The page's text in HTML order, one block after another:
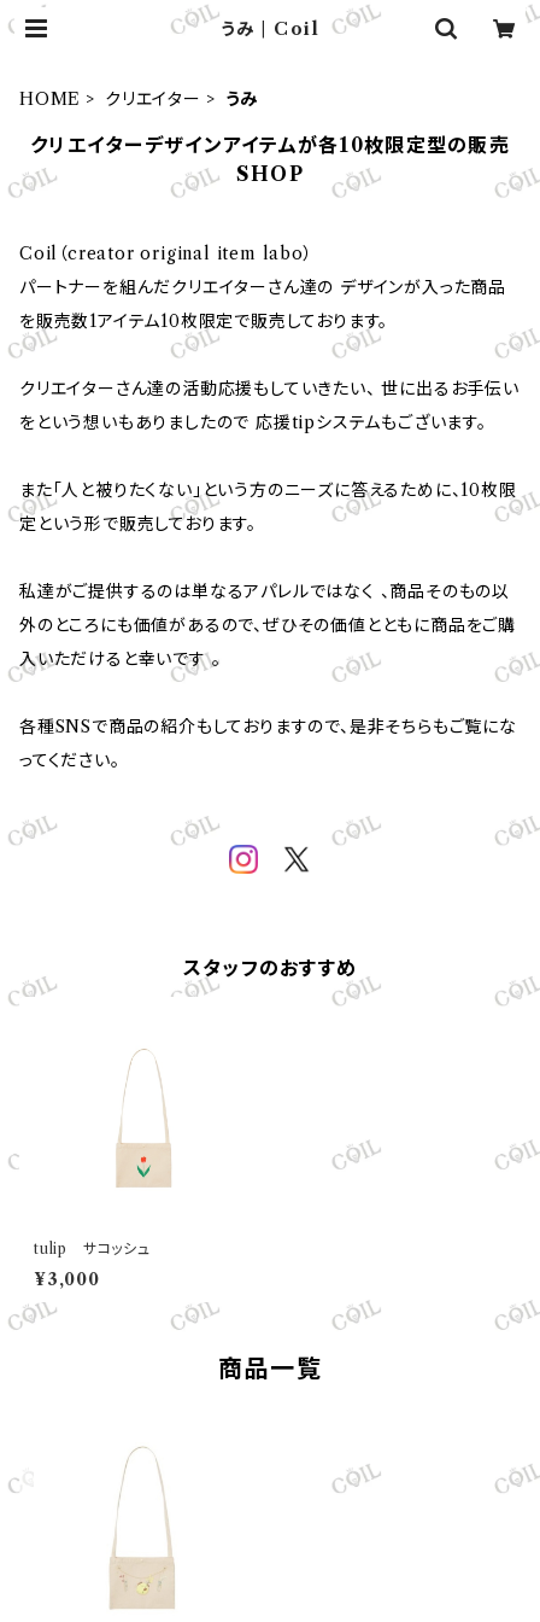
うみ | Coil
HOME クリエイター うみ
クリエイターデザインアイテムが各10枚限定型の販売
SHOP
Coil（creator original item labo）
パートナーを組んだクリエイターさん達の デザインが入った商品
を販売数1アイテム10枚限定で販売しております。
クリエイターさん達の活動応援もしていきたい、 世に出るお手伝い
をという想いもありましたので 応援tipシステムもございます。
また「人と被りたくない」という方のニーズに答えるために、10枚限
定という形で販売しております。
私達がご提供するのは単なるアパレルではなく 、商品そのもの以
外のところにも価値があるので、ぜひその価値とともに商品をご購
入いただけると幸いです 。
各種SNSで商品の紹介もしておりますので、是非そちらもご覧にな
ってください。
スタッフのおすすめ
tulip サコッシュ
¥3,000
商品一覧